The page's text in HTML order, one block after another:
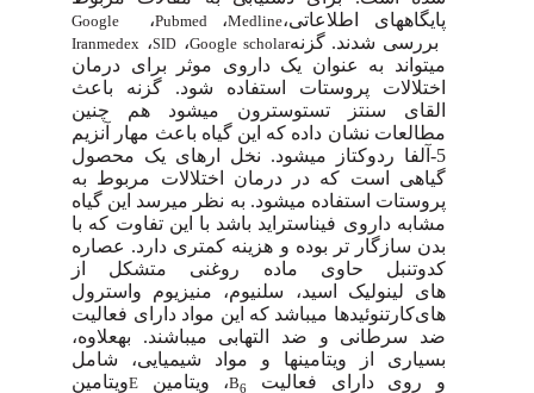
پایگاه­های اطلاعاتی
Google ،Pubmed ،Medline ،
Iranmedex،SID،Google scholarبررسی شدند. گزنه
می­تواند به عنوان یک داروی موثر برای درمان
اختلالات پروستات استفاده شود. گزنه باعث
القای سنتز تستوسترون می­شود هم چنین
مطالعات نشان داده که این گیاه باعث مهار آنزیم
5-آلفا ردوکتاز می­شود. نخل اره­ای یک محصول
گیاهی است که در درمان اختلالات مربوط به
پروستات استفاده می­شود. به نظر می­رسد این گیاه
مشابه داروی فیناستراید باشد با این تفاوت که با
بدن سازگار تر بوده و هزینه کمتری دارد. عصاره
کدوتنبل حاوی ماده روغنی متشکل از
استرول
های لینولیک اسید، سلنیوم، منیزیوم و
کارتنوئیدها می­باشد که این مواد دارای فعالیتهای
ضد سرطانی و ضد التهابی می­باشند. به­علاوه،
بسیاری از ویتامین­ها و مواد شیمیایی، شامل
ویتامین
، ویتامینB
و روی دارای فعالیت